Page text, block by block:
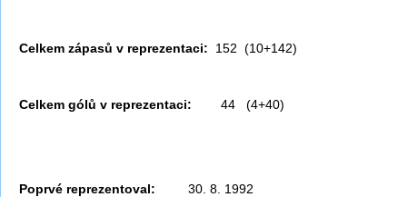
Celkem zápasů v reprezentaci: 152 (10+142)
Celkem gólů v reprezentaci: 44 (4+40)
Poprvé reprezentoval: 30. 8. 1992